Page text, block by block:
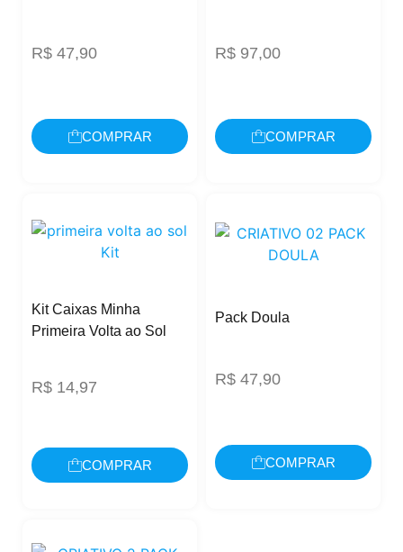
R$ 47,90
COMPRAR
R$ 97,00
COMPRAR
Kit Caixas Minha
Primeira Volta ao Sol
R$ 14,97
COMPRAR
Pack Doula
R$ 47,90
COMPRAR